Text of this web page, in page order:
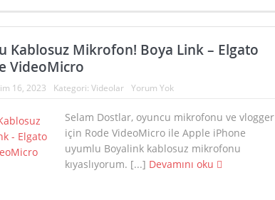
Kablosuz Mikrofon! Boya Link – Elgato
VideoMicro
16, 2023 Kategori: Videolar Yorum Yok
Selam Dostlar, oyuncu mikrofonu ve vlogger
için Rode VideoMicro ile Apple iPhone
uyumlu Boyalink kablosuz mikrofonu
kıyaslıyorum. [...] Devamını oku